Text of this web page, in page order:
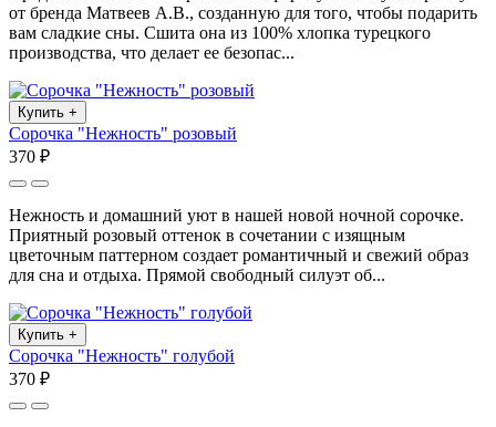
от бренда Матвеев А.В., созданную для того, чтобы подарить
вам сладкие сны. Сшита она из 100% хлопка турецкого
производства, что делает ее безопас...
Купить +
Сорочка "Нежность" розовый
370 ₽
Нежность и домашний уют в нашей новой ночной сорочке.
Приятный розовый оттенок в сочетании с изящным
цветочным паттерном создает романтичный и свежий образ
для сна и отдыха. Прямой свободный силуэт об...
Купить +
Сорочка "Нежность" голубой
370 ₽